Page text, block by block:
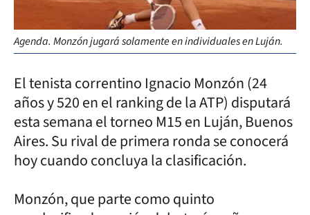
Agenda. Monzón jugará solamente en individuales en Luján.
El tenista correntino Ignacio Monzón (24
años y 520 en el ranking de la ATP) disputará
esta semana el torneo M15 en Luján, Buenos
Aires. Su rival de primera ronda se conocerá
hoy cuando concluya la clasificación.
Monzón, que parte como quinto